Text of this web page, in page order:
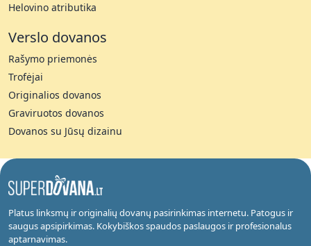
Helovino atributika
Verslo dovanos
Rašymo priemonės
Trofėjai
Originalios dovanos
Graviruotos dovanos
Dovanos su Jūsų dizainu
Platus linksmų ir originalių dovanų pasirinkimas internetu. Patogus ir
saugus apsipirkimas. Kokybiškos spaudos paslaugos ir profesionalus
aptarnavimas.